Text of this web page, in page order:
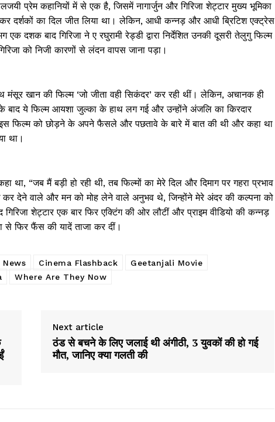
PRO
Company
My account
प्रेम कहानियों में से एक है, जिसमें नागार्जुन और गिरिजा शेट्टार मुख्य भूमिका
दर्शकों का दिल जीत लिया था। लेकिन, आधी कन्नड़ और आधी ब्रिटिश एक्ट्रेस
बाद गिरिजा ने ए रघुरामी रेड्डी द्वारा निर्देशित उनकी दूसरी तेलुगु फिल्म
को निजी कारणों से लंदन वापस जाना पड़ा।
खान की फिल्म ‘जो जीता वही सिकंदर’ कर रही थीं। लेकिन, अचानक ही
बाद ये फिल्म आयशा जुल्का के हाथ लग गई और उन्होंने अंजलि का किरदार
इस फिल्म को छोड़ने के अपने फैसले और पछतावे के बारे में बात की थी और कहा था
था।
था, “जब मैं बड़ी हो रही थी, तब फिल्मों का मेरे दिल और दिमाग पर गहरा प्रभाव
देने वाले और मन को मोह लेने वाले अनुभव थे, जिन्होंने मेरे अंदर की कल्पना को
शेट्टार एक बार फिर एक्टिंग की ओर लौटीं और प्राइम वीडियो की कन्नड़
फिर फैंस की यादें ताजा कर दीं।
Cinema Flashback
Geetanjali Movie
Where Are They Now
Next article
ठंड से बचने के लिए जलाई थी अंगीठी, 3 युवकों की हो गई
मौत, जानिए क्या गलती की